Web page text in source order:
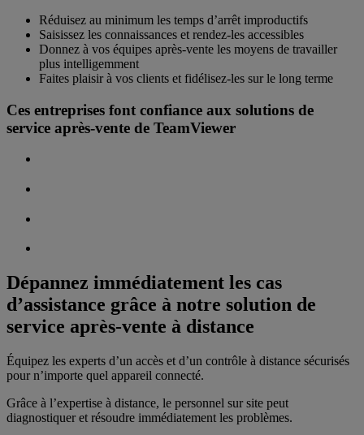
Réduisez au minimum les temps d’arrêt improductifs
Saisissez les connaissances et rendez-les accessibles
Donnez à vos équipes après-vente les moyens de travailler
plus intelligemment
Faites plaisir à vos clients et fidélisez-les sur le long terme
Ces entreprises font confiance aux solutions de
service après-vente de TeamViewer
Dépannez immédiatement les cas
d’assistance grâce à notre solution de
service après-vente à distance
Équipez les experts d’un accès et d’un contrôle à distance sécurisés
pour n’importe quel appareil connecté.
Grâce à l’expertise à distance, le personnel sur site peut
diagnostiquer et résoudre immédiatement les problèmes.